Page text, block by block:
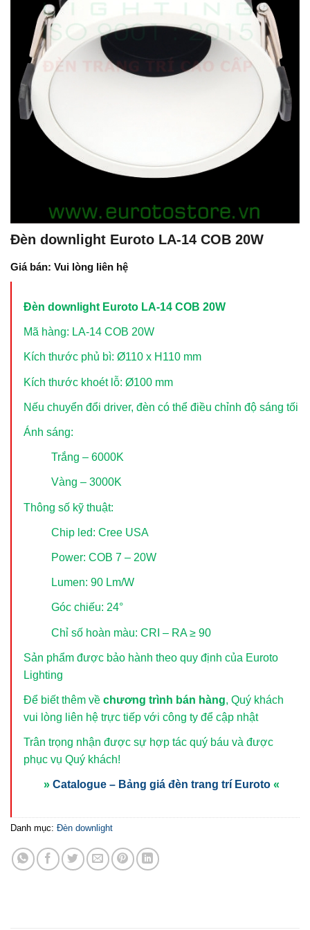
Đèn downlight Euroto LA-14 COB 20W
Giá bán: Vui lòng liên hệ
Đèn downlight Euroto LA-14 COB 20W
Mã hàng: LA-14 COB 20W
Kích thước phủ bì: Ø110 x H110 mm
Kích thước khoét lỗ: Ø100 mm
Nếu chuyển đổi driver, đèn có thể điều chỉnh độ sáng tối
Ánh sáng:
Trắng – 6000K
Vàng – 3000K
Thông số kỹ thuật:
Chip led: Cree USA
Power: COB 7 – 20W
Lumen: 90 Lm/W
Góc chiếu: 24°
Chỉ số hoàn màu: CRI – RA ≥ 90
Sản phẩm được bảo hành theo quy định của Euroto
Lighting
Để biết thêm về chương trình bán hàng, Quý khách
vui lòng liên hệ trực tiếp với công ty để cập nhật
Trân trọng nhận được sự hợp tác quý báu và được
phục vụ Quý khách!
» Catalogue – Bảng giá đèn trang trí Euroto «
Danh mục: Đèn downlight